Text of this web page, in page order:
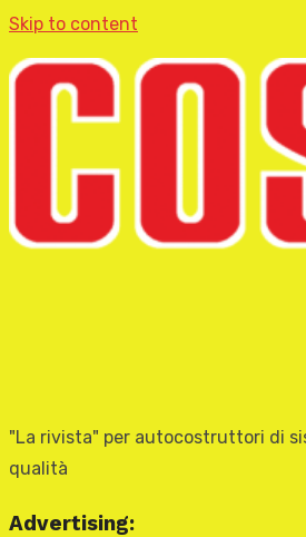
Skip to content
"La rivista" per autocostruttori di
qualità
Advertising: